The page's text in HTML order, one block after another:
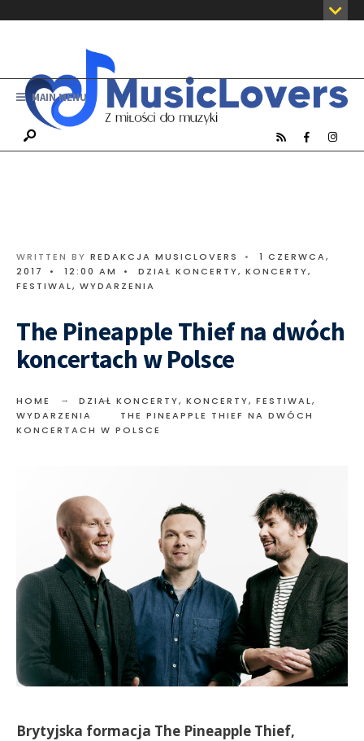
MAIN MENU
WRITTEN BY REDAKCJA MUSICLOVERS •
1 CZERWCA,
2017
• 12:00 AM • DZIAŁ KONCERTY, KONCERTY,
FESTIWAL, WYDARZENIA
The Pineapple Thief na dwóch
koncertach w Polsce
HOME DZIAŁ KONCERTY, KONCERTY, FESTIWAL,
WYDARZENIA
THE PINEAPPLE THIEF NA DWÓCH
KONCERTACH W POLSCE
Brytyjska formacja The Pineapple Thief,